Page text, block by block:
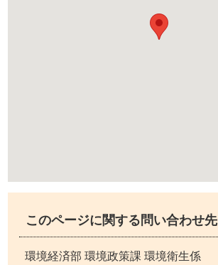
このページに関する問い合わせ先
環境経済部 環境政策課 環境衛生係